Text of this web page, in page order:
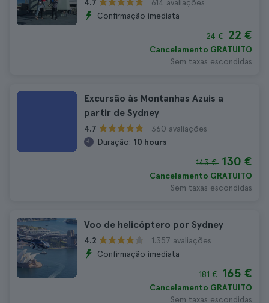
4.7
614 avaliações
Confirmação imediata
24 € 22 €
Cancelamento GRATUITO
Sem taxas escondidas
Excursão às Montanhas Azuis a
partir de Sydney
4.7
360 avaliações
Duração: 10 hours
143 € 130 €
Cancelamento GRATUITO
Sem taxas escondidas
Voo de helicóptero por Sydney
4.2
1.357 avaliações
Confirmação imediata
181 € 165 €
Cancelamento GRATUITO
Sem taxas escondidas